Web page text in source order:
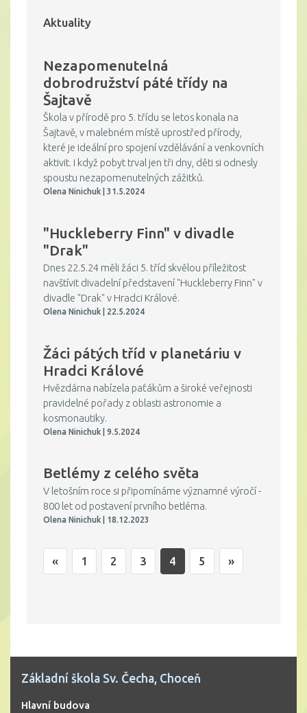
Aktuality
Nezapomenutelná
dobrodružství páté třídy na
Šajtavě
Škola v přírodě pro 5. třídu se letos konala na
Šajtavě, v malebném místě uprostřed přírody,
které je ideální pro spojení vzdělávání a venkovních
aktivit. I když pobyt trval jen tři dny, děti si odnesly
spoustu nezapomenutelných zážitků.
Olena Ninichuk | 31.5.2024
"Huckleberry Finn" v divadle
"Drak"
Dnes 22.5.24 měli žáci 5. tříd skvělou příležitost
navštívit divadelní představení "Huckleberry Finn" v
divadle "Drak" v Hradci Králové.
Olena Ninichuk | 22.5.2024
Žáci pátých tříd v planetáriu v
Hradci Králové
Hvězdárna nabízela paťákům a široké veřejnosti
pravidelné pořady z oblasti astronomie a
kosmonautiky.
Olena Ninichuk | 9.5.2024
Betlémy z celého světa
V letošním roce si připomínáme významné výročí -
800 let od postavení prvního betléma.
Olena Ninichuk | 18.12.2023
« 1 2 3 4 5 »
Základní škola Sv. Čecha, Choceň
Hlavní budova